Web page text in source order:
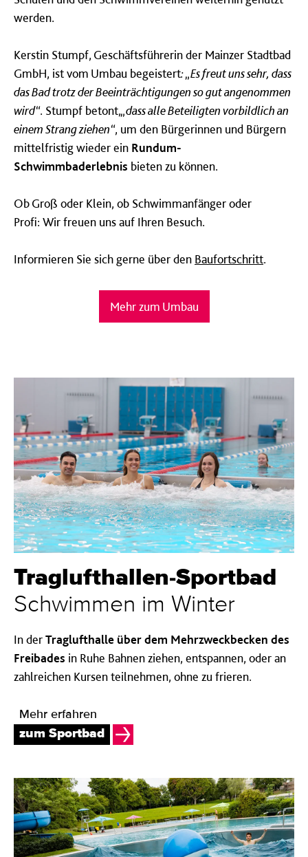
werden.
Kerstin Stumpf, Geschäftsführerin der Mainzer Stadtbad
GmbH, ist vom Umbau begeistert:„Esfreut uns sehr, dass
dasBad trotz der Beeinträchtigungen so gut angenommen
wird“. Stumpf betont,„dassalle Beteiligtenvorbildlichan
einem Strang ziehen“, um den Bürgerinnen und Bürgern
mittelfristig wieder ein Rundum-
Schwimmbaderlebnis bieten zu können.
Ob Groß oder Klein, ob Schwimmanfänger oder
Profi: Wir freuen uns auf Ihren Besuch.
Informieren Sie sich gerne über den Baufortschritt.
Mehr zum Umbau
Traglufthallen-Sportbad
Schwimmen im Winter
In derTraglufthalle über dem Mehrzweckbecken des
Freibades in Ruhe Bahnen ziehen, entspannen, oder an
zahlreichen Kursen teilnehmen, ohne zu frieren.
Mehr erfahren
zum Sportbad